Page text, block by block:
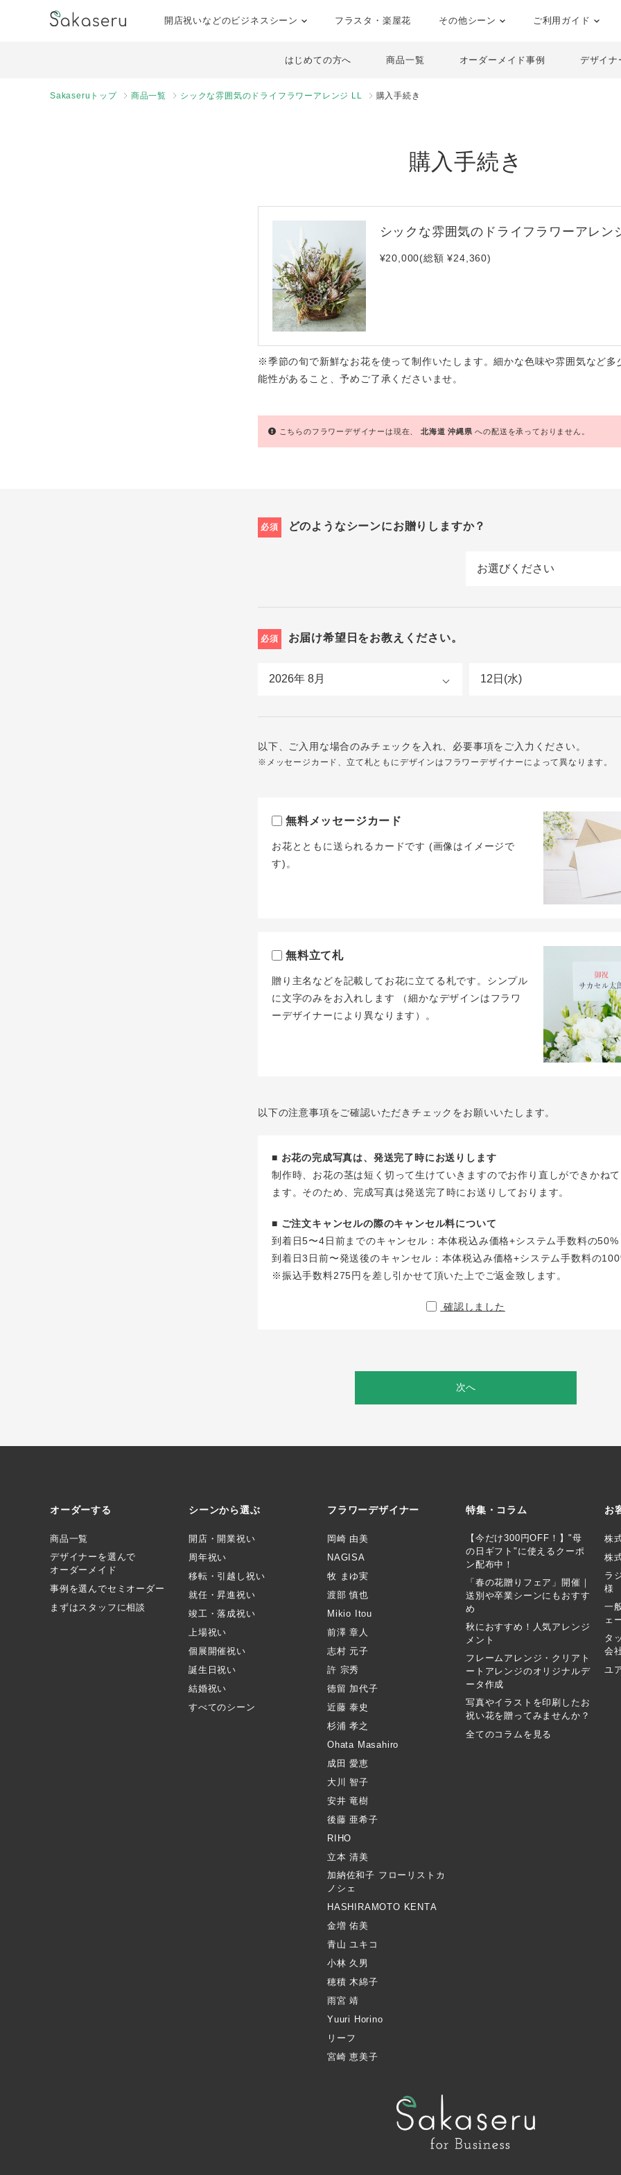
開店祝いなどのビジネスシーン フラスタ・楽屋花 その他シーン ご利用ガイド
はじめての方へ 商品一覧 オーダーメイド事例 デザイナ
Sakaseruトップ 商品一覧 シックな雰囲気のドライフラワーアレンジ LL 購入手続き
購入手続き
シックな雰囲気のドライフラワーアレン
¥20,000(総額 ¥24,360)
※季節の旬で新鮮なお花を使って制作いたします。細かな色味や雰囲気など多
能性があること、予めご了承くださいませ。
こちらのフラワーデザイナーは現在、北海道沖縄県への配送を承っておりません。
必須 どのようなシーンにお贈りしますか？
必須 お届け希望日をお教えください。
以下、ご入用な場合のみチェックを入れ、必要事項をご入力ください。
※メッセージカード、立て札ともにデザインはフラワーデザイナーによって異なります。
無料メッセージカード
お花とともに送られるカードです (画像はイメージで
す)。
無料立て札
贈り主名などを記載してお花に立てる札です。シンプル
に文字のみをお入れします （細かなデザインはフラワ
ーデザイナーにより異なります）。
以下の注意事項をご確認いただきチェックをお願いいたします。
■ お花の完成写真は、発送完了時にお送りします
制作時、お花の茎は短く切って生けていきますのでお作り直しができかね
ます。そのため、完成写真は発送完了時にお送りしております。
■ ご注文キャンセルの際のキャンセル料について
到着日5〜4日前までのキャンセル：本体税込み価格+システム手数料の50%
到着日3日前〜発送後のキャンセル：本体税込み価格+システム手数料の
※振込手数料275円を差し引かせて頂いた上でご返金致します。
確認しました
次へ
オーダーする
商品一覧
デザイナーを選んで
オーダーメイド
事例を選んでセミオーダー
まずはスタッフに相談
シーンから選ぶ
開店・開業祝い
周年祝い
移転・引越し祝い
就任・昇進祝い
竣工・落成祝い
上場祝い
個展開催祝い
誕生日祝い
結婚祝い
すべてのシーン
フラワーデザイナー
岡崎 由美
NAGISA
牧 まゆ実
渡部 慎也
Mikio Itou
前澤 章人
志村 元子
許 宗秀
徳留 加代子
近藤 泰史
杉浦 孝之
Ohata Masahiro
成田 愛恵
大川 智子
安井 竜樹
後藤 亜希子
RIHO
立本 清美
加納佐和子 フローリストカ
ノシェ
HASHIRAMOTO KENTA
金増 佑美
青山 ユキコ
小林 久男
穂積 木綿子
雨宮 靖
Yuuri Horino
リーフ
宮崎 恵美子
特集・コラム
【今だけ300円OFF！】"母
の日ギフト"に使えるクーポ
ン配布中！
「春の花贈りフェア」開催｜
送別や卒業シーンにもおすす
め
秋におすすめ！人気アレンジ
メント
フレームアレンジ・クリアト
ートアレンジのオリジナルデ
ータ作成
写真やイラストを印刷したお
祝い花を贈ってみませんか？
全てのコラムを見る
お
株
株
ラ
様
一
ェ
タ
会
ユ